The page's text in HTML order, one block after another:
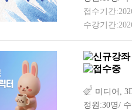
접수기간
수강기간
미디어,
정원:30명/